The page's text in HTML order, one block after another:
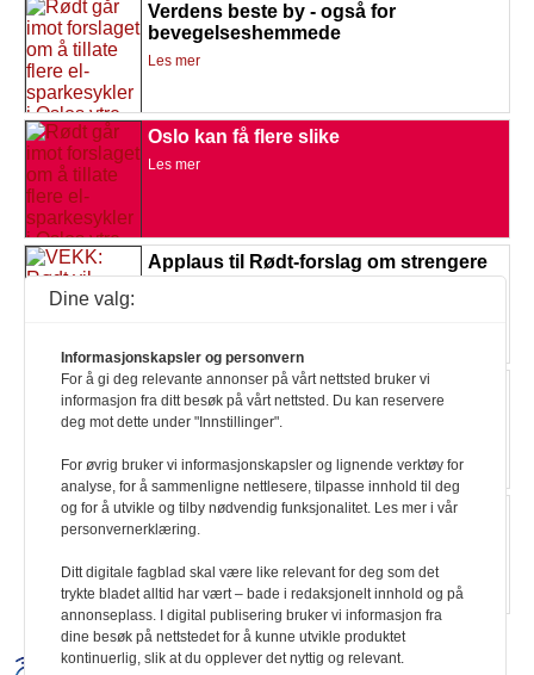
Verdens beste by - også for
bevegelseshemmede
Les mer
Oslo kan få flere slike
Les mer
Applaus til Rødt-forslag om strengere
regler for elsparkesykler
Ståmopedene må bort fra fortauene
Les mer
Trafikkregler for deg med elektrisk
rullestol: Rullende er fremdeles gående
Dine valg:
Informasjonskapsler og personvern
For å gi deg relevante annonser på vårt nettsted bruker vi
informasjon fra ditt besøk på vårt nettsted. Du kan reservere
deg mot dette under "Innstillinger".
For øvrig bruker vi informasjonskapsler og lignende verktøy for
analyse, for å sammenligne nettlesere, tilpasse innhold til deg
og for å utvikle og tilby nødvendig funksjonalitet. Les mer i vår
personvernerklæring.
Ditt digitale fagblad skal være like relevant for deg som det
trykte bladet alltid har vært – bade i redaksjonelt innhold og på
annonseplass. I digital publisering bruker vi informasjon fra
dine besøk på nettstedet for å kunne utvikle produktet
kontinuerlig, slik at du opplever det nyttig og relevant.